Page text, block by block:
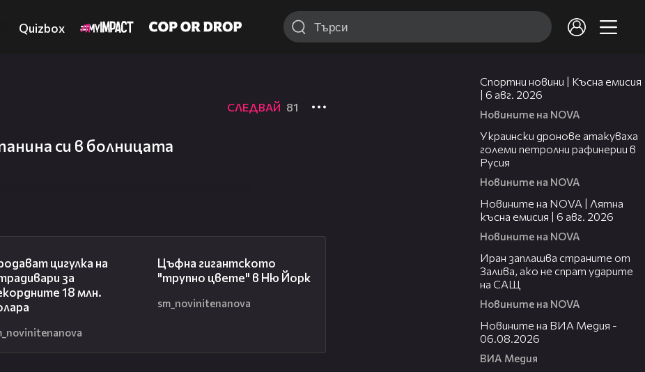
Quizbox
СЛЕДВАЙ 81
си в болницата
цигулка на
за
18 млн.
Цъфна гигантското
"трупно цвете" в Ню Йорк
sm_novinitenanova
Спортни новини | Късна емисия
| 6 авг. 2026
Новините на NOVA
Украински дронове атакуваха
големи петролни рафинерии в
Русия
Новините на NOVA
Новините на NOVA | Лятна
късна емисия | 6 авг. 2026
Новините на NOVA
Иран заплашва страните от
Залива, ако не спрат ударите
на САЩ
Новините на NOVA
Новините на ВИА Медия -
06.08.2026
ВИА Медия